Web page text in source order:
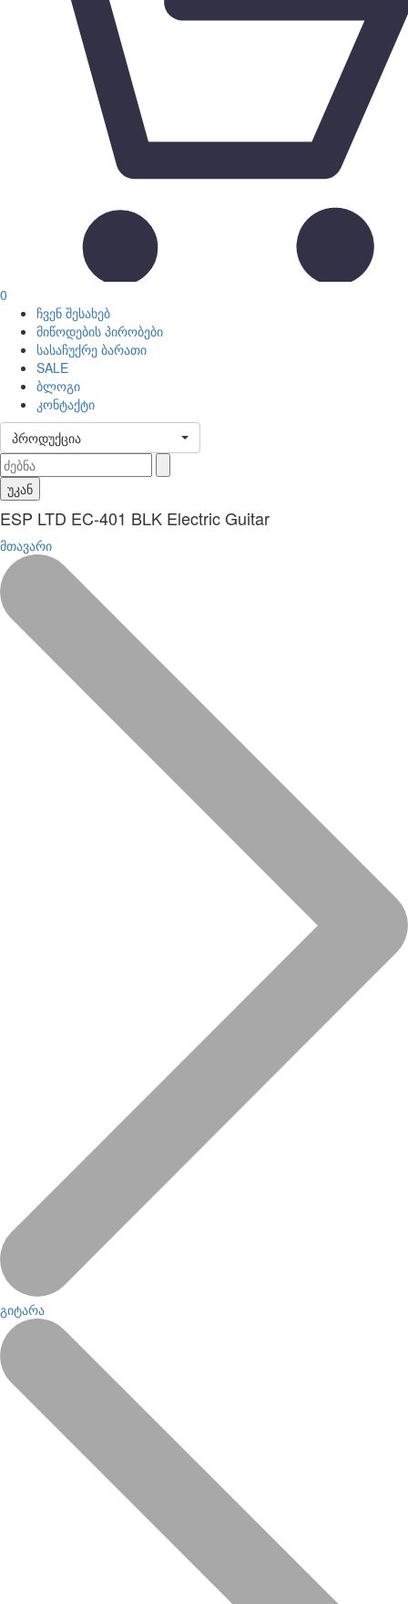
0
ჩვენ შესახებ
მიწოდების პირობები
სასაჩუქრე ბარათი
SALE
ბლოგი
კონტაქტი
პროდუქცია
უკან
ESP LTD EC-401 BLK Electric Guitar
მთავარი
გიტარა